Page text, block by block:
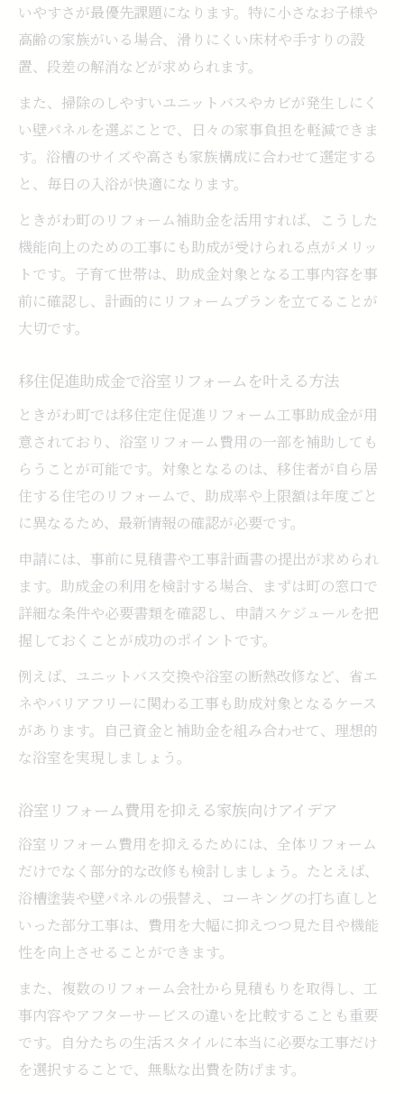
いやすさが最優先課題になります。特に小さなお子様や
高齢の家族がいる場合、滑りにくい床材や手すりの設
置、段差の解消などが求められます。
また、掃除のしやすいユニットバスやカビが発生しにく
い壁パネルを選ぶことで、日々の家事負担を軽減できま
す。浴槽のサイズや高さも家族構成に合わせて選定する
と、毎日の入浴が快適になります。
ときがわ町のリフォーム補助金を活用すれば、こうした
機能向上のための工事にも助成が受けられる点がメリッ
トです。子育て世帯は、助成金対象となる工事内容を事
前に確認し、計画的にリフォームプランを立てることが
大切です。
移住促進助成金で浴室リフォームを叶える方法
ときがわ町では移住定住促進リフォーム工事助成金が用
意されており、浴室リフォーム費用の一部を補助しても
らうことが可能です。対象となるのは、移住者が自ら居
住する住宅のリフォームで、助成率や上限額は年度ごと
に異なるため、最新情報の確認が必要です。
申請には、事前に見積書や工事計画書の提出が求められ
ます。助成金の利用を検討する場合、まずは町の窓口で
詳細な条件や必要書類を確認し、申請スケジュールを把
握しておくことが成功のポイントです。
例えば、ユニットバス交換や浴室の断熱改修など、省エ
ネやバリアフリーに関わる工事も助成対象となるケース
があります。自己資金と補助金を組み合わせて、理想的
な浴室を実現しましょう。
浴室リフォーム費用を抑える家族向けアイデア
浴室リフォーム費用を抑えるためには、全体リフォーム
だけでなく部分的な改修も検討しましょう。たとえば、
浴槽塗装や壁パネルの張替え、コーキングの打ち直しと
いった部分工事は、費用を大幅に抑えつつ見た目や機能
性を向上させることができます。
また、複数のリフォーム会社から見積もりを取得し、工
事内容やアフターサービスの違いを比較することも重要
です。自分たちの生活スタイルに本当に必要な工事だけ
を選択することで、無駄な出費を防げます。